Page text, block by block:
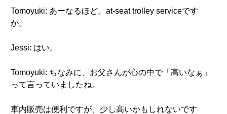
Tomoyuki: あーなるほど。at-seat trolley serviceです
か。
Jessi: はい。
Tomoyuki: ちなみに、お父さんが心の中で「高いなぁ」
って言っていましたね。
車内販売は便利ですが、少し高いかもしれないです